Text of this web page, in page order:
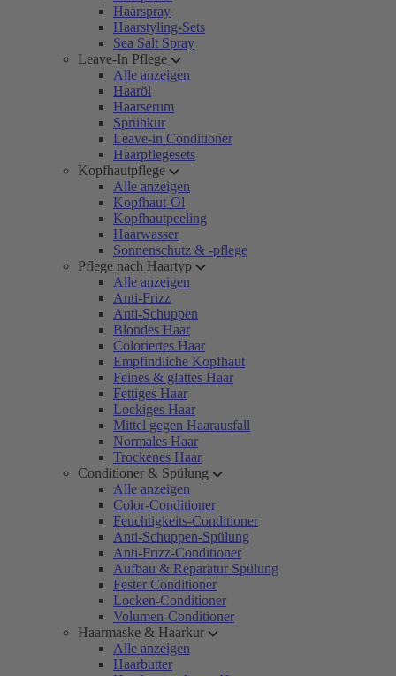
Haarspray
Haarstyling-Sets
Sea Salt Spray
Leave-In Pflege
Alle anzeigen
Haaröl
Haarserum
Sprühkur
Leave-in Conditioner
Haarpflegesets
Kopfhautpflege
Alle anzeigen
Kopfhaut-Öl
Kopfhautpeeling
Haarwasser
Sonnenschutz & -pflege
Pflege nach Haartyp
Alle anzeigen
Anti-Frizz
Anti-Schuppen
Blondes Haar
Coloriertes Haar
Empfindliche Kopfhaut
Feines & glattes Haar
Fettiges Haar
Lockiges Haar
Mittel gegen Haarausfall
Normales Haar
Trockenes Haar
Conditioner & Spülung
Alle anzeigen
Color-Conditioner
Feuchtigkeits-Conditioner
Anti-Schuppen-Spülung
Anti-Frizz-Conditioner
Aufbau & Reparatur Spülung
Fester Conditioner
Locken-Conditioner
Volumen-Conditioner
Haarmaske & Haarkur
Alle anzeigen
Haarbutter